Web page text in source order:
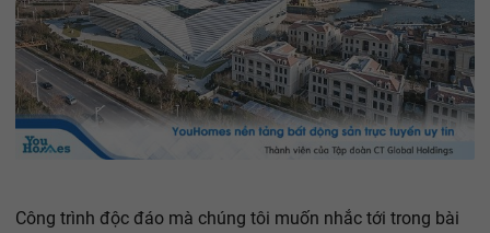
Công trình độc đáo mà chúng tôi muốn nhắc tới trong bài